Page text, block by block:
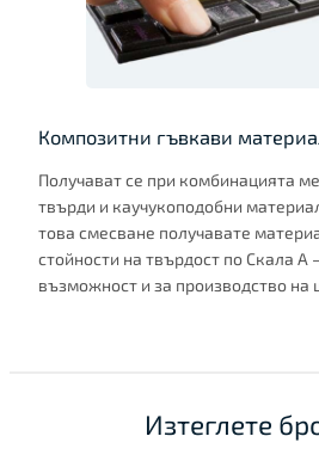
Композитни гъвкави
Получават се при комбинацията
твърди и каучукоподобни
това смесване получавате
стойности на твърдост по Скала А
възможност и за производство на
Изтеглете